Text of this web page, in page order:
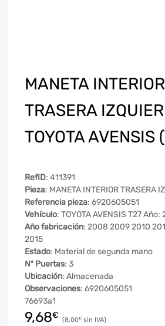
MANETA INTERIOR
TRASERA
TOYOTA AVENSIS
RefID: 411391
Pieza: MANETA INTERIOR TRASERA
Referencia pieza: 6920605051
Vehículo: TOYOTA AVENSIS T27 Año:
Año fabricación: 2008 2009 2010
2015
Estado: Material de segunda mano
Nº Puertas: 3
Ubicación: Almacenada
Observaciones: 6920605051
76693a1
9,68€ 8,00€